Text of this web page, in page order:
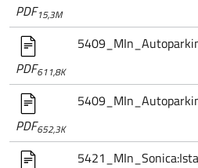
PDF15,3M
PDF611,8K
PDF652,3K